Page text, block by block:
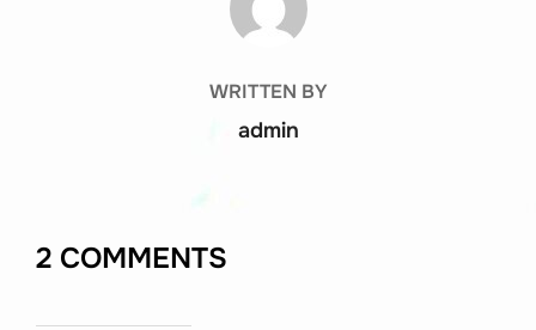
WRITTEN BY
admin
2 COMMENTS